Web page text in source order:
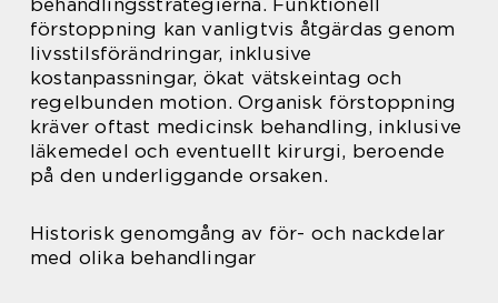
behandlingsstrategierna. Funktionell
förstoppning kan vanligtvis åtgärdas genom
livsstilsförändringar, inklusive
kostanpassningar, ökat vätskeintag och
regelbunden motion. Organisk förstoppning
kräver oftast medicinsk behandling, inklusive
läkemedel och eventuellt kirurgi, beroende
på den underliggande orsaken.
Historisk genomgång av för- och nackdelar
med olika behandlingar